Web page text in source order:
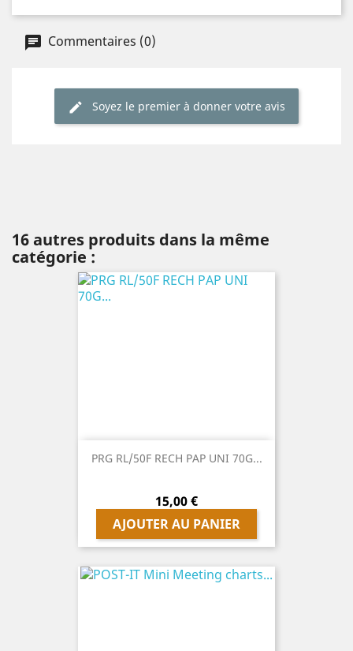
Commentaires (0)
Soyez le premier à donner votre avis
16 autres produits dans la même
catégorie :
PRG RL/50F RECH PAP UNI 70G...
Prix
15,00 €
AJOUTER AU PANIER